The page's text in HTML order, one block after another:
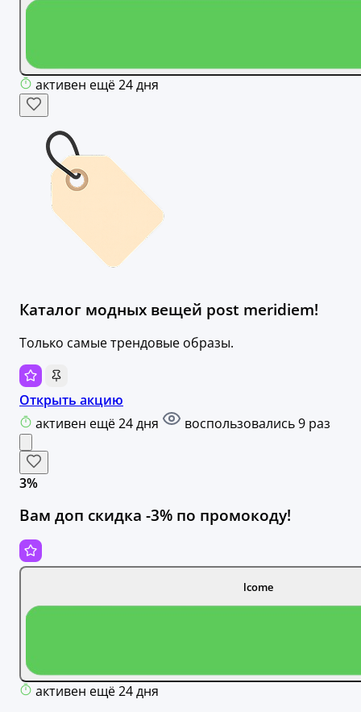
активен ещё 24 дня
Каталог модных вещей post meridiem!
Только самые трендовые образы.
Открыть акцию
активен ещё 24 дня
воспользовались 9 раз
3%
Вам доп скидка -3% по промокоду!
lcome
активен ещё 24 дня